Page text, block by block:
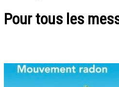
Pour tous les